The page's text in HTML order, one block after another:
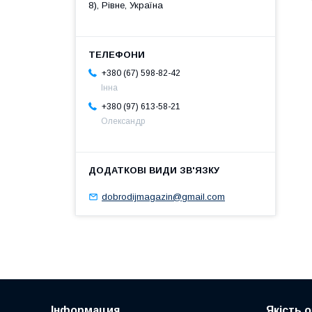
8), Рівне, Україна
+380 (67) 598-82-42
Інна
+380 (97) 613-58-21
Олександр
dobrodijmagazin@gmail.com